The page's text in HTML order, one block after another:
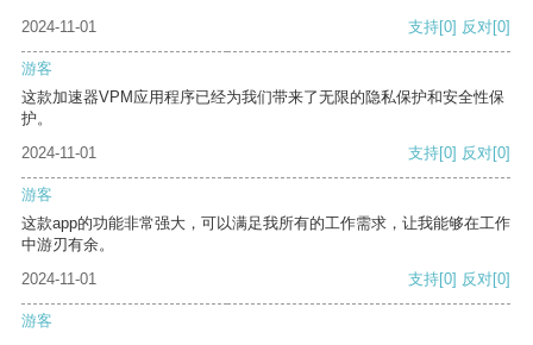
2024-11-01 支持[0] 反对[0]
游客
这款加速器VPM应用程序已经为我们带来了无限的隐私保护和安全性保
护。
2024-11-01
支持[0] 反对[0]
游客
这款app的功能非常强大，可以满足我所有的工作需求，让我能够在工作
中游刃有余。
2024-11-01
支持[0] 反对[0]
游客